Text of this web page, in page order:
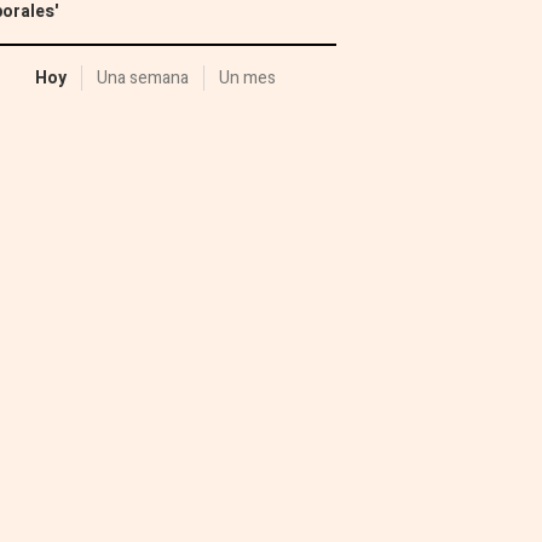
Hoy Una semana Un mes